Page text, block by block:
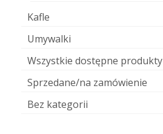
Kafle
Umywalki
Wszystkie dostępne produkty
Sprzedane/na zamówienie
Bez kategorii